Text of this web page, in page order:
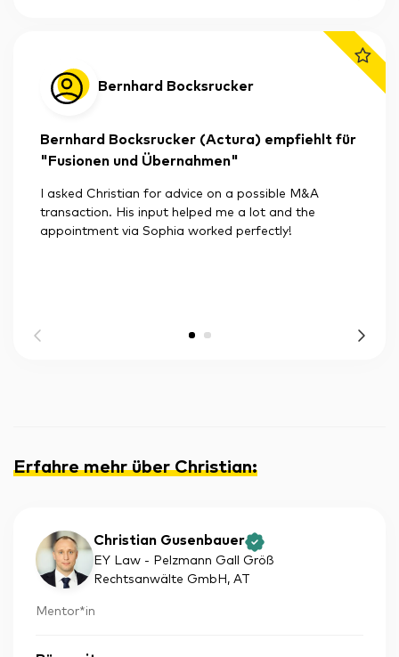
Bernhard Bocksrucker
Bernhard Bocksrucker (Actura) empfiehlt für
"Fusionen und Übernahmen"
I asked Christian for advice on a possible M&A
transaction. His input helped me a lot and the
appointment via Sophia worked perfectly!
Erfahre mehr über Christian:
Christian Gusenbauer
EY Law - Pelzmann Gall Größ
Rechtsanwälte GmbH , AT
Mentor*in